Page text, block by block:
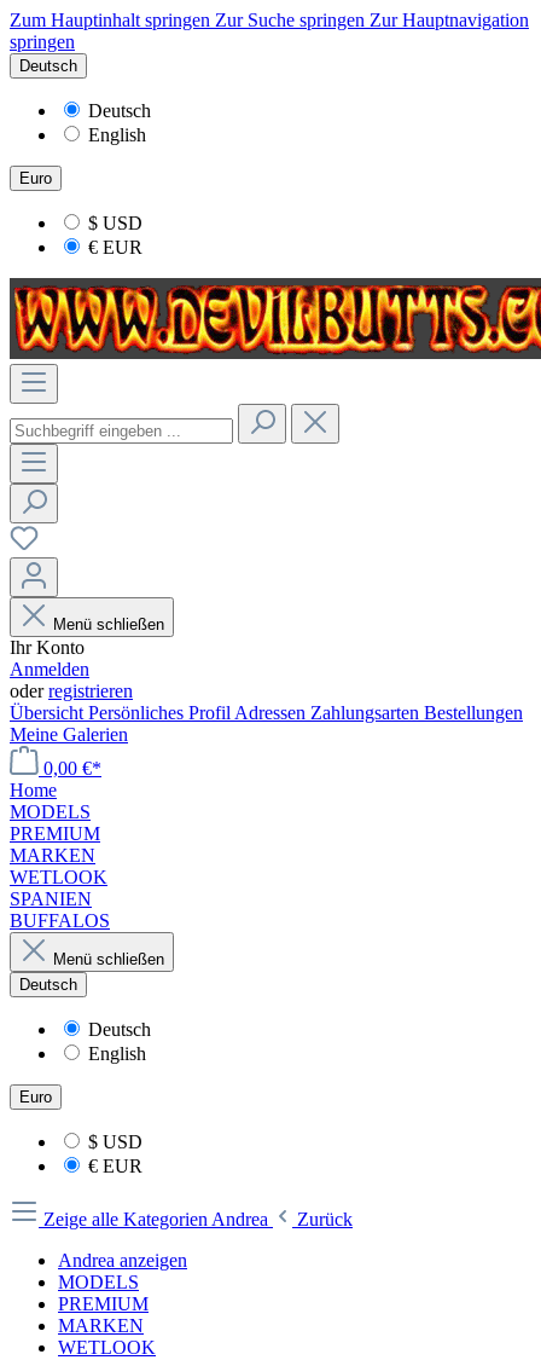
Zum Hauptinhalt springen Zur Suche springen Zur Hauptnavigation
springen
Deutsch
Deutsch
English
Euro
$ USD
€ EUR
Menü schließen
Ihr Konto
Anmelden
oderregistrieren
Übersicht Persönliches Profil Adressen Zahlungsarten Bestellungen
Meine Galerien
0,00 €*
Home
MODELS
PREMIUM
MARKEN
WETLOOK
SPANIEN
BUFFALOS
Menü schließen
Deutsch
Deutsch
English
Euro
$ USD
€ EUR
Zeige alle Kategorien Andrea
Zurück
Andrea anzeigen
MODELS
PREMIUM
MARKEN
WETLOOK